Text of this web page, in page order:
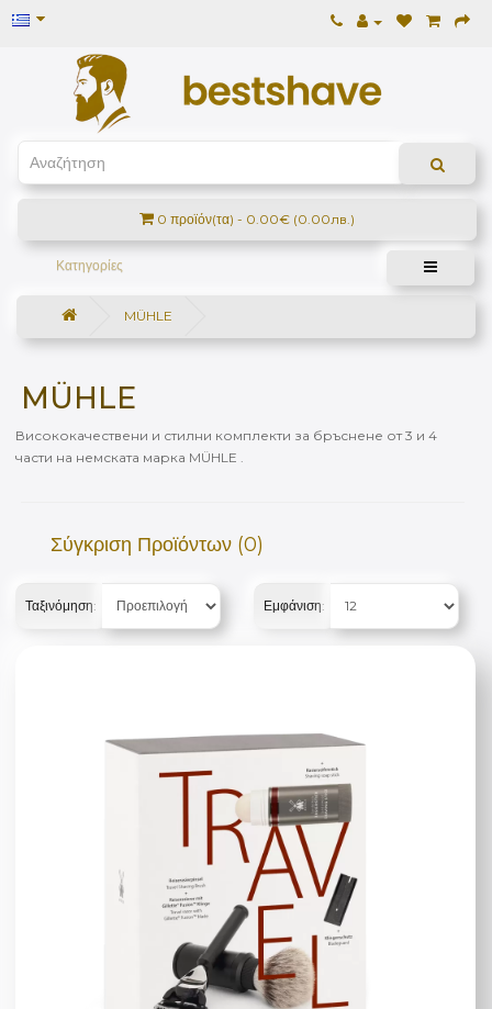
0 προϊόν(τα) - 0.00€ (0.00лв.)
Κατηγορίες
MÜHLE
MÜHLE
Висококачествени и стилни комплекти за бръснене от 3 и 4
части на немската марка MÜHLE .
Σύγκριση Προϊόντων (0)
Ταξινόμηση: Εμφάνιση: